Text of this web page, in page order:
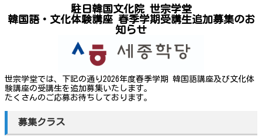
駐日韓国文化院 世宗学堂
韓国語・文化体験講座 春季学期受講生追加募集のお
知らせ
世宗学堂では、下記の通り2026年度春季学期 韓国語講座及び文化体
験講座の受講生を追加募集いたします。
たくさんのご応募お待ちしております。
募集クラス